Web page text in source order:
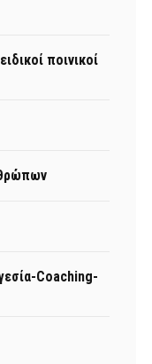
ποινικοί
Coaching-